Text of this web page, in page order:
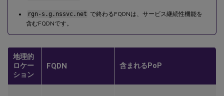
rgn-s.g.nssvc.net で終わるFQDNは、サービス継続性機能を
含むFQDNです。
地理的
ロケー
ション
FQDN 含まれるPoP